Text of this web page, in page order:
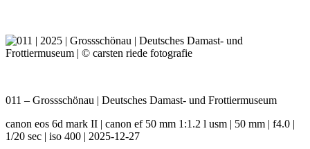
011 – Grossschönau | Deutsches Damast- und Frottiermuseum
canon eos 6d mark II | canon ef 50 mm 1:1.2 l usm | 50 mm | f4.0 |
1/20 sec | iso 400 | 2025-12-27